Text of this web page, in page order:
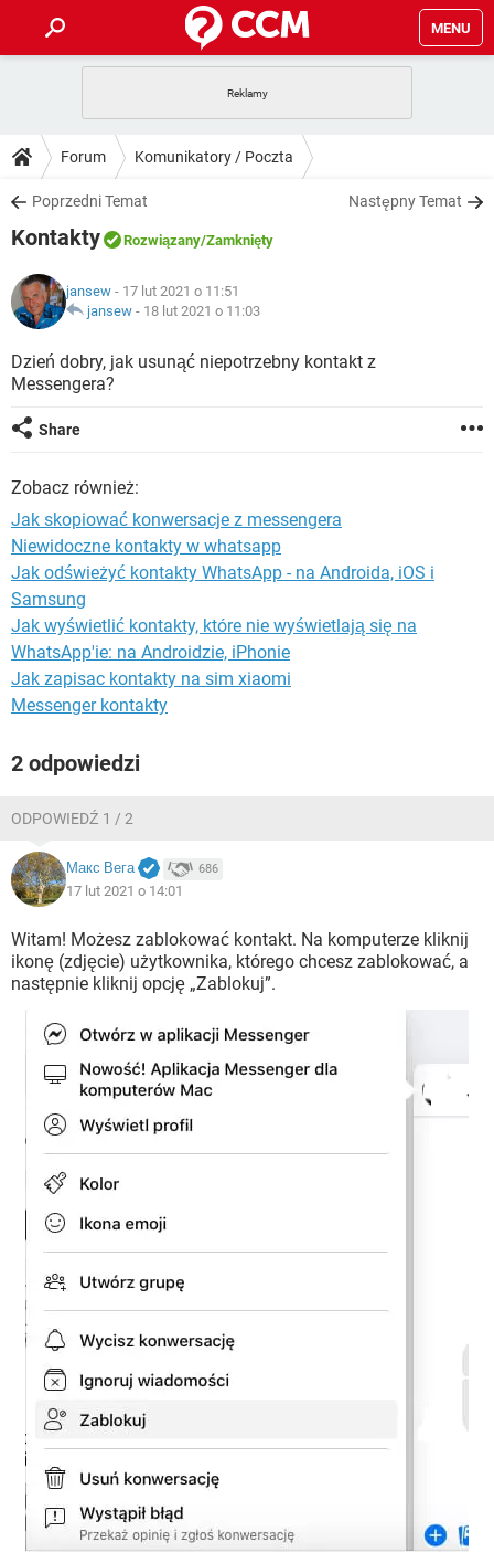
MENU
GRY WHATSAPP
SPOTIFY
INSTAGRAM FACEBOOK
WINDOWS 10
PORADY
PlayStation TIKTOK
INSTAGRAM
WINDOWS 10
DO POBRANIA
ANDROID TIKTOK
GRY
IOS
INSTAGRAM FACEBOOK
WINDOWS 10
COVID-19
GRY
SPOTIFY NETFLIX
ARTYKUŁY
COVID-19 TIKTOK
GRY
SPOTIFY
Forum Komunikatory / Poczta
Poprzedni Temat Następny Temat
Kontakty Rozwiązany/Zamknięty
jansew - 17 lut 2021 o 11:51
jansew - 18 lut 2021 o 11:03
Dzień dobry, jak usunąć niepotrzebny kontakt z
Messengera?
Share
Zobacz również:
Jak skopiować konwersacje z messengera
Niewidoczne kontakty w whatsapp
Jak odświeżyć kontakty WhatsApp - na Androida, iOS i
Samsung
Jak wyświetlić kontakty, które nie wyświetlają się na
WhatsApp'ie: na Androidzie, iPhonie
Jak zapisac kontakty na sim xiaomi
Messenger kontakty
2 odpowiedzi
ODPOWIEDŹ 1 / 2
Макс Вега 686
17 lut 2021 o 14:01
Witam! Możesz zablokować kontakt. Na komputerze kliknij
ikonę (zdjęcie) użytkownika, którego chcesz zablokować, a
następnie kliknij opcję „Zablokuj”.